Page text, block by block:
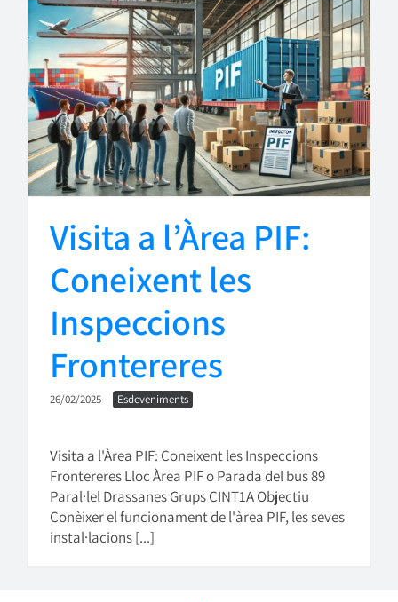
Visita a l’Àrea PIF:
Coneixent les
Inspeccions
Frontereres
26/02/2025 | Esdeveniments
Visita a l'Àrea PIF: Coneixent les Inspeccions
Frontereres Lloc Àrea PIF o Parada del bus 89
Paral·lel Drassanes Grups CINT1A Objectiu
Conèixer el funcionament de l'àrea PIF, les seves
instal·lacions [...]